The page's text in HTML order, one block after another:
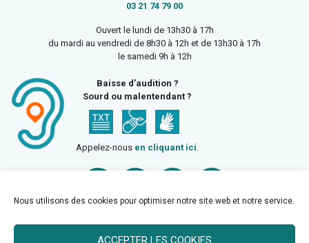
Nous utilisons des cookies pour optimiser notre site web et notre service.
ACCEPTER LES COOKIES
03 21 74 79 00
Ouvert le lundi de 13h30 à 17h
du mardi au vendredi de 8h30 à 12h et de 13h30 à 17h
le samedi 9h à 12h
Baisse d’audition ?
Sourd ou malentendant ?
Appelez-nous en cliquant ici